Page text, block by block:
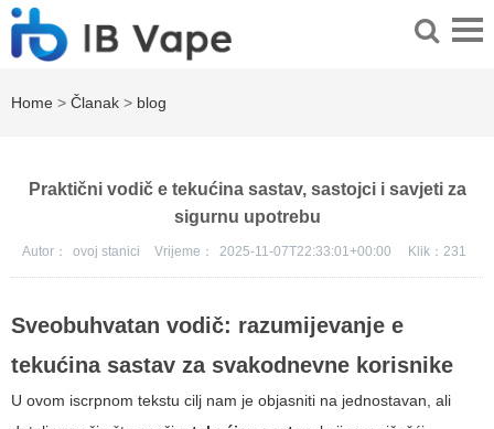
Home > Članak > blog
Praktični vodič e tekućina sastav, sastojci i savjeti za
sigurnu upotrebu
Autor： ovoj stanici Vrijeme： 2025-11-07T22:33:01+00:00 Klik： 231
Sveobuhvatan vodič: razumijevanje e
tekućina sastav​ za svakodnevne korisnike
U ovom iscrpnom tekstu cilj nam je objasniti na jednostavan, ali